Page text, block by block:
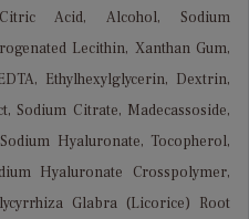
Acid, Alcohol, Sodium
Lecithin, Xanthan Gum,
Ethylhexylglycerin, Dextrin,
Sodium Citrate, Madecassoside,
Hyaluronate, Tocopherol,
Hyaluronate Crosspolymer,
Glabra (Licorice) Root